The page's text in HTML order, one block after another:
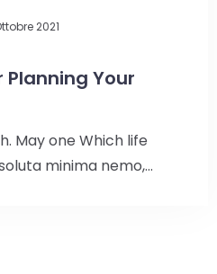
2021
Planning Your
May one Which life
minima nemo,…
Bambini